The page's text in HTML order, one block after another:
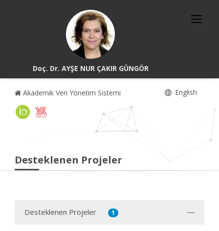
Doç. Dr. AYŞE NUR ÇAKIR GÜNGÖR
Akademik Veri Yönetim Sistemi English
Desteklenen Projeler
Desteklenen Projeler 1